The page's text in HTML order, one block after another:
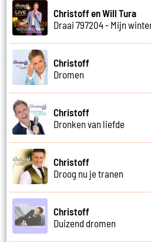
Christoff en Will Tura
Draai 797204 - Mijn
Christoff
Dromen
Christoff
Dronken van liefde
Christoff
Droog nu je tranen
Christoff
Duizend dromen